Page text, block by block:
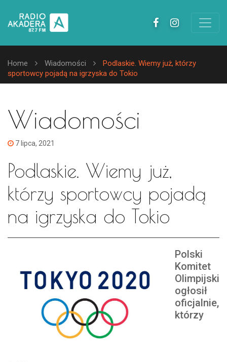
Home Wiadomości
Podlaskie. Wiemy już, którzy
sportowcy pojadą na igrzyska do Tokio
Wiadomości
7 lipca, 2021
Podlaskie. Wiemy już,
którzy sportowcy pojadą
na igrzyska do Tokio
Polski
Komitet
Olimpijski
ogłosił
oficjalnie,
którzy